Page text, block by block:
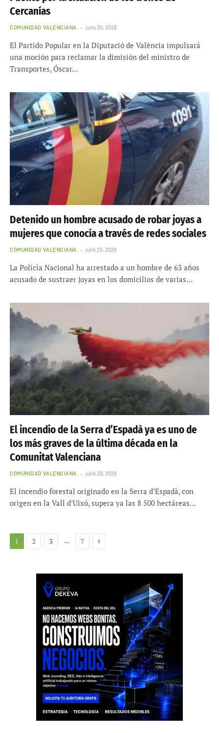
Cercanías
COMUNIDAD VALENCIANA julio 30, 2026
El Partido Popular en la Diputació de València impulsará
una moción para reclamar la dimisión del ministro de
Transportes, Óscar…
Detenido un hombre acusado de robar joyas a
mujeres que conocía a través de redes sociales
COMUNIDAD VALENCIANA julio 29, 2026
La Policía Nacional ha arrestado a un hombre de 63 años
acusado de sustraer joyas en los domicilios de varias…
El incendio de la Serra d’Espadà ya es uno de
los más graves de la última década en la
Comunitat Valenciana
COMUNIDAD VALENCIANA julio 29, 2026
El incendio forestal originado en la Serra d’Espadà, con
origen en la Vall d’Uixó, supera ya las 8 500 hectáreas…
1 2 3 … 7 Siguiente